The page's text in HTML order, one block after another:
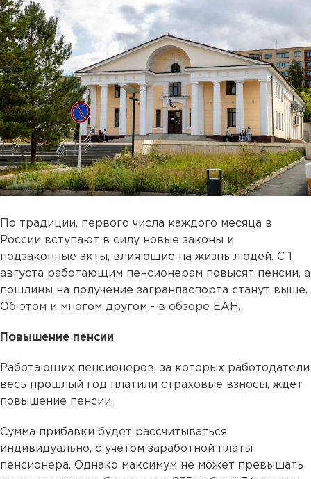
По традиции, первого числа каждого месяца в
России вступают в силу новые законы и
подзаконные акты, влияющие на жизнь людей. С 1
августа работающим пенсионерам повысят пенсии, а
пошлины на получение загранпаспорта станут выше.
Об этом и многом другом - в обзоре ЕАН.
Повышение пенсии
Работающих пенсионеров, за которых работодатели
весь прошлый год платили страховые взносы, ждет
повышение пенсии.
Сумма прибавки будет рассчитываться
индивидуально, с учетом заработной платы
пенсионера. Однако максимум не может превышать